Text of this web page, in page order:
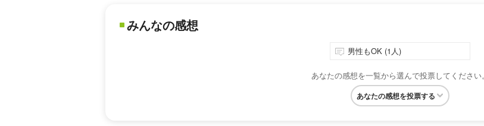
みんなの感想
男性もOK (1人)
あなたの感想を一覧から選んで投票してください。
あなたの感想を投票する